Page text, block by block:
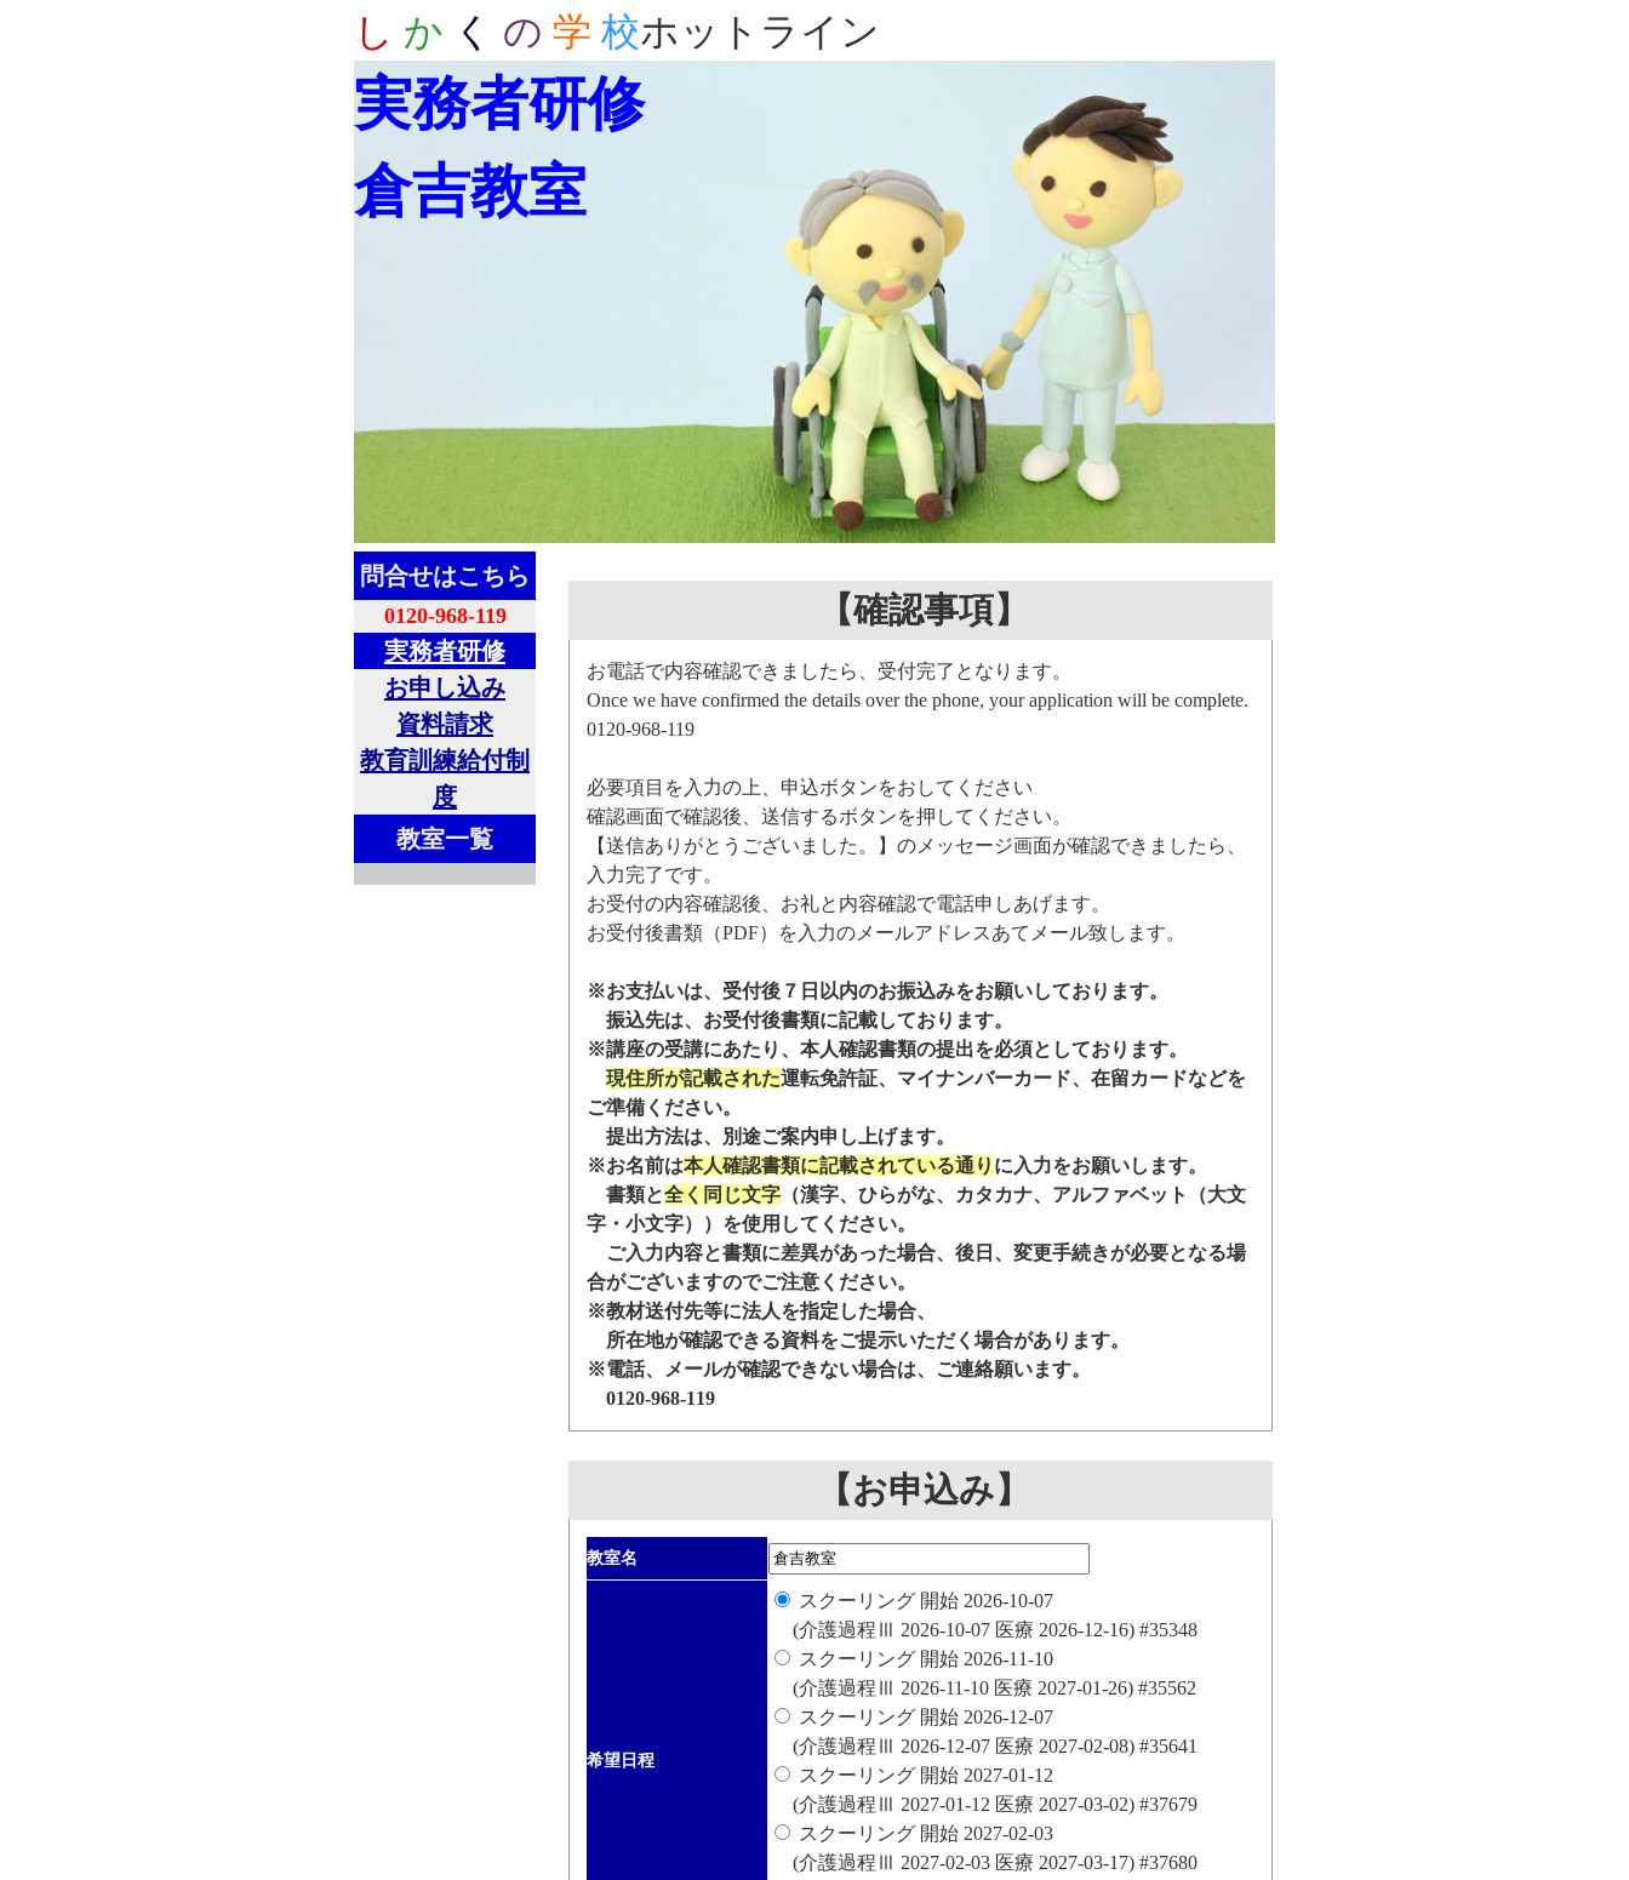
し か く の 学 校ホットライン
実務者研修
倉吉教室
【確認事項】
お電話で内容確認できましたら、受付完了となります。
Once we have confirmed the details over the phone, your application will be complete.
0120-968-119
必要項目を入力の上、申込ボタンをおしてください
確認画面で確認後、送信するボタンを押してください。
【送信ありがとうございました。】のメッセージ画面が確認できましたら、
入力完了です。
お受付の内容確認後、お礼と内容確認で電話申しあげます。
お受付後書類（PDF）を入力のメールアドレスあてメール致します。
※お支払いは、受付後７日以内のお振込みをお願いしております。
振込先は、お受付後書類に記載しております。
※講座の受講にあたり、本人確認書類の提出を必須としております。
現住所が記載された運転免許証、マイナンバーカード、在留カードなどを
ご準備ください。
提出方法は、別途ご案内申し上げます。
※お名前は本人確認書類に記載されている通り に入力をお願いします。
書類と全く同じ文字 （漢字、ひらがな、カタカナ、アルファベット（大文
字・小文字））を使用してください。
ご入力内容と書類に差異があった場合、後日、変更手続きが必要となる場
合がございますのでご注意ください。
※教材送付先等に法人を指定した場合、
所在地が確認できる資料をご提示いただく場合があります。
※電話、メールが確認できない場合は、ご連絡願います。
0120-968-119
【お申込み】
教室名
希望日程
スクーリング 開始 2026-10-07
(介護過程Ⅲ 2026-10-07 医療 2026-12-16) #35348
スクーリング 開始 2026-11-10
(介護過程Ⅲ 2026-11-10 医療 2027-01-26) #35562
スクーリング 開始 2026-12-07
(介護過程Ⅲ 2026-12-07 医療 2027-02-08) #35641
スクーリング 開始 2027-01-12
(介護過程Ⅲ 2027-01-12 医療 2027-03-02) #37679
スクーリング 開始 2027-02-03
(介護過程Ⅲ 2027-02-03 医療 2027-03-17) #37680
問合せはこちら
0120-968-119
実務者研修
お申し込み
資料請求
教育訓練給付制
度
教室一覧